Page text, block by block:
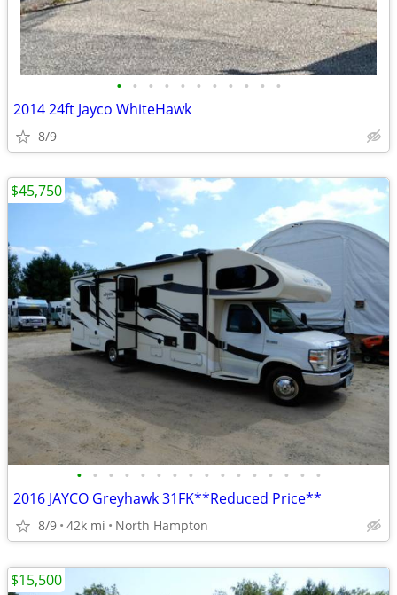
• • • • • • • • • • •
2014 24ft Jayco WhiteHawk
8/9
• • • • • • • • • • • • • • • •
2016 JAYCO Greyhawk 31FK**Reduced Price**
8/9 42k mi North Hampton
$45,750
$15,500